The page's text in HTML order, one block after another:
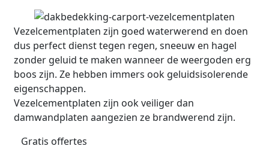
Vezelcementplaten zijn goed waterwerend en doen
dus perfect dienst tegen regen, sneeuw en hagel
zonder geluid te maken wanneer de weergoden erg
boos zijn. Ze hebben immers ook geluidsisolerende
eigenschappen.
Vezelcementplaten zijn ook veiliger dan
damwandplaten aangezien ze brandwerend zijn.
Gratis offertes